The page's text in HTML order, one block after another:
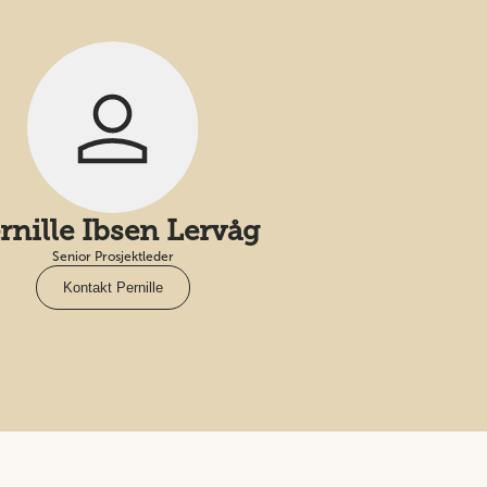
Ibsen Lervåg
Senior Prosjektleder
Kontakt Pernille